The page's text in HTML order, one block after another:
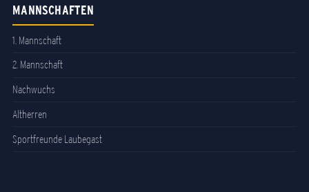
MANNSCHAFTEN
1. Mannschaft
2. Mannschaft
Nachwuchs
Altherren
Sportfreunde Laubegast